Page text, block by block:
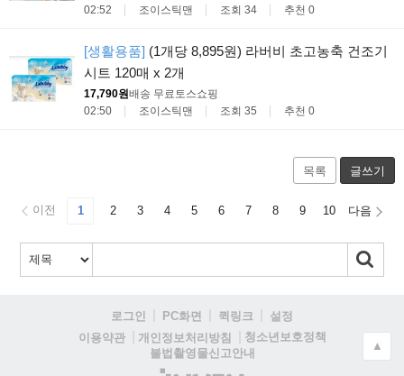
02:52
조이스틱맨 조회 34 추천 0
[생활용품] (1개당 8,895원) 라버비 초고농축 건조기
시트 120매 x 2개
17,790원배송 무료토스쇼핑
02:50
조이스틱맨 조회 35 추천 0
목록 글쓰기
이전 1 2 3 4 5 6 7 8 9 10 다음
로그인 PC화면 퀵링크
설정
이용약관
개인정보처리방침
청소년보호정책
불법촬영물신고안내
▲